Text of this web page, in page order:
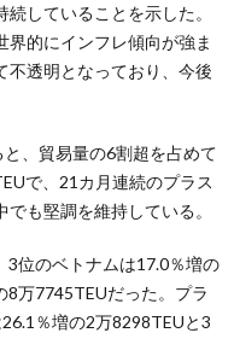
していることを示した。
界的にインフレ傾向が強ま
不透明となっており、今後
、貿易量の6割超を占めて
で、21カ月連続のプラス
も堅調を維持している。
3位のベトナムは17.0％増の
万7745TEUだった。プラ
％増の2万8298TEUと3